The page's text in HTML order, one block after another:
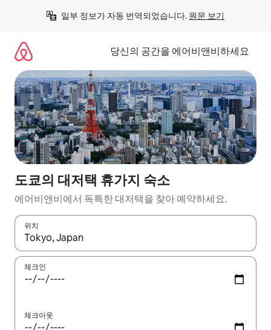
일부 정보가 자동 번역되었습니다. 원문 보기
당신의 공간을 에어비앤비하세요
도쿄의 대저택 휴가지 숙소
에어비앤비에서 독특한 대저택을 찾아 예약하세요.
위치
결과가 나오면 위·아래 화살표 키를 사용하거나 터치 또는 스와이
체크인
체크아웃